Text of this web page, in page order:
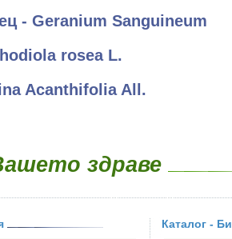
- Geranium Sanguineum
rosea L.
Acanthifolia All.
здраве
Каталог -